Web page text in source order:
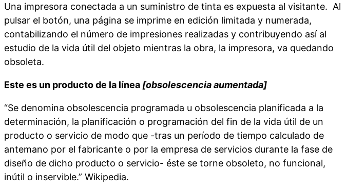
Una impresora conectada a un suministro de tinta es expuesta al visitante. Al
pulsar el botón, una página se imprime en edición limitada y numerada,
contabilizando el número de impresiones realizadas y contribuyendo así al
estudio de la vida útil del objeto mientras la obra, la impresora, va quedando
obsoleta.
Este es un producto de la línea [obsolescencia aumentada]
“Se denomina obsolescencia programada u obsolescencia planificada a la
determinación, la planificación o programación del fin de la vida útil de un
producto o servicio de modo que -tras un período de tiempo calculado de
antemano por el fabricante o por la empresa de servicios durante la fase de
diseño de dicho producto o servicio- éste se torne obsoleto, no funcional,
inútil o inservible.” Wikipedia.